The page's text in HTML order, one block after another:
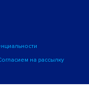
на рассылку